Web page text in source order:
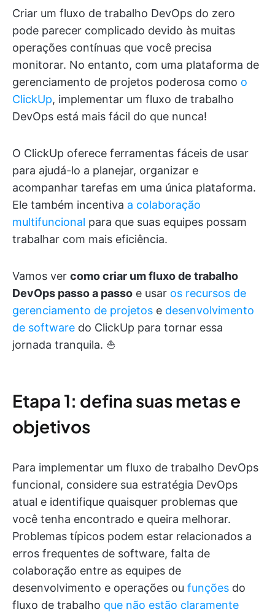
Criar um fluxo de trabalho DevOps do zero
pode parecer complicado devido às muitas
operações contínuas que você precisa
monitorar. No entanto, com uma plataforma de
gerenciamento de projetos poderosa como o
ClickUp, implementar um fluxo de trabalho
DevOps está mais fácil do que nunca!
O ClickUp oferece ferramentas fáceis de usar
para ajudá-lo a planejar, organizar e
acompanhar tarefas em uma única plataforma.
Ele também incentiva a colaboração
multifuncional para que suas equipes possam
trabalhar com mais eficiência.
Vamos ver como criar um fluxo de trabalho
DevOps passo a passo e usar os recursos de
gerenciamento de projetos e desenvolvimento
de software do ClickUp para tornar essa
jornada tranquila. ⛵
Etapa 1: defina suas metas e
objetivos
Para implementar um fluxo de trabalho DevOps
funcional, considere sua estratégia DevOps
atual e identifique quaisquer problemas que
você tenha encontrado e queira melhorar.
Problemas típicos podem estar relacionados a
erros frequentes de software, falta de
colaboração entre as equipes de
desenvolvimento e operações ou funções do
fluxo de trabalho que não estão claramente